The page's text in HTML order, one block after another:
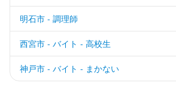
明石市 - 調理師
西宮市 - バイト - 高校生
神戸市 - バイト - まかない